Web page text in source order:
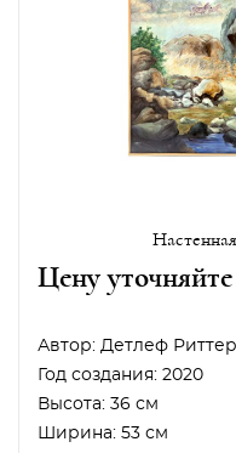
Цену уточняйте
Автор: Детлеф Риттер
Год создания: 2020
Высота: 36 см
Ширина: 53 см